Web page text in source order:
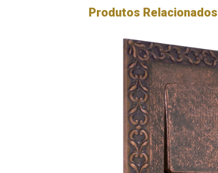
Produtos Relacionados